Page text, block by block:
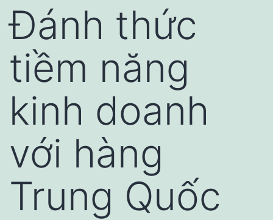
Đánh thức
tiềm năng
kinh doanh
với hàng
Trung Quốc